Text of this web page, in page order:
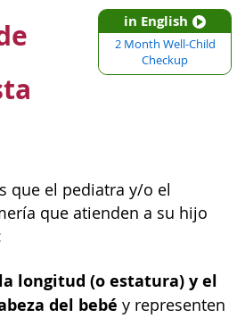
in English
2 Month Well-Child
Checkup
que el pediatra y/o el
que atienden a su hijo
longitud (o estatura) y el
del bebé y representen